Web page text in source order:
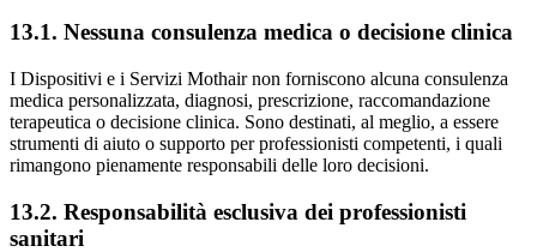
13.1. Nessuna consulenza medica o decisione clinica
I Dispositivi e i Servizi Mothair non forniscono alcuna consulenza
medica personalizzata, diagnosi, prescrizione, raccomandazione
terapeutica o decisione clinica. Sono destinati, al meglio, a essere
strumenti di aiuto o supporto per professionisti competenti, i quali
rimangono pienamente responsabili delle loro decisioni.
13.2. Responsabilità esclusiva dei professionisti
sanitari